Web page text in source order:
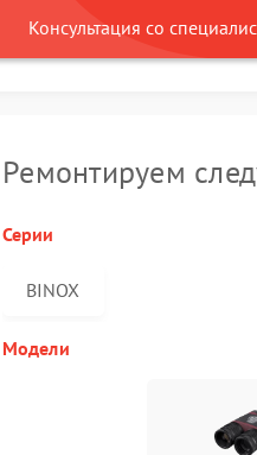
Консультация со
Ремонтируем
Серии
BINOX
Модели